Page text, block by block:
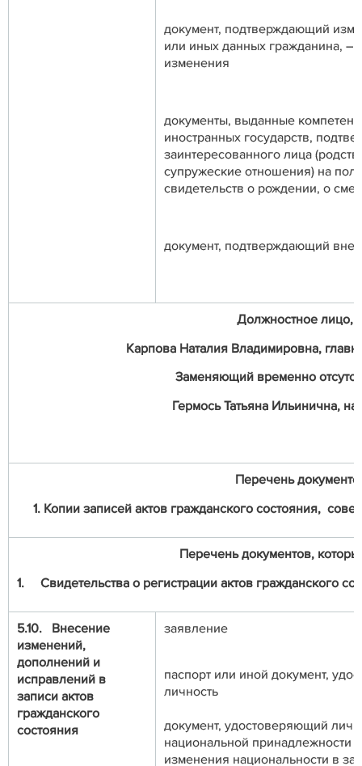
документ, подтверждающий
или иных данных гражданина, –
изменения
документы, выданные
иностранных государств,
заинтересованного лица
супружеские отношения) на
свидетельств о рождении, о
документ, подтверждающий
Должностное лицо,
Карпова Наталия Владимировна,
Заменяющий временно
Гермось Татьяна Ильинична,
Перечень
1. Копии записей актов гражданского состояния,
Перечень документов,
1. Свидетельства о регистрации актов гражданского
5.10. Внесение
изменений,
дополнений и
исправлений в
записи актов
гражданского
состояния
заявление
паспорт или иной документ,
личность
документ, удостоверяющий
национальной принадлежности
изменения национальности в